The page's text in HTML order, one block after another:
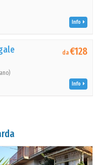
Info
da€128
Info